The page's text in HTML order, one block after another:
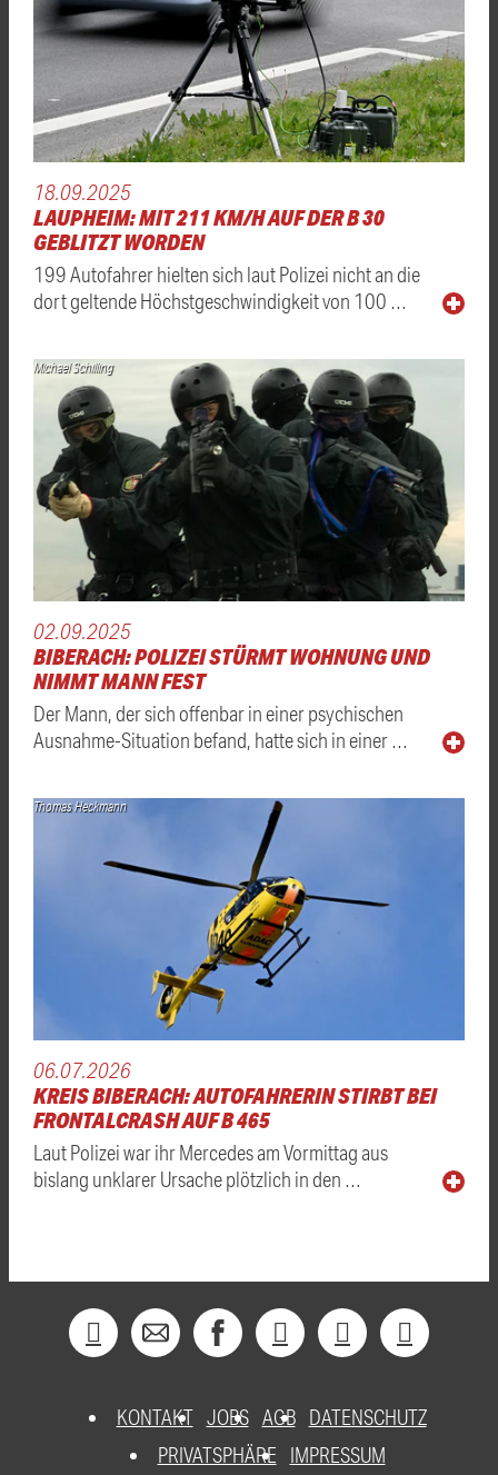
18.09.2025
LAUPHEIM: MIT 211 KM/H AUF DER B 30
GEBLITZT WORDEN
199 Autofahrer hielten sich laut Polizei nicht an die
dort geltende Höchstgeschwindigkeit von 100 …
Michael Schilling
02.09.2025
BIBERACH: POLIZEI STÜRMT WOHNUNG UND
NIMMT MANN FEST
Der Mann, der sich offenbar in einer psychischen
Ausnahme-Situation befand, hatte sich in einer …
Thomas Heckmann
06.07.2026
KREIS BIBERACH: AUTOFAHRERIN STIRBT BEI
FRONTALCRASH AUF B 465
Laut Polizei war ihr Mercedes am Vormittag aus
bislang unklarer Ursache plötzlich in den …
KONTAKT JOBS AGB DATENSCHUTZ
PRIVATSPHÄRE
IMPRESSUM